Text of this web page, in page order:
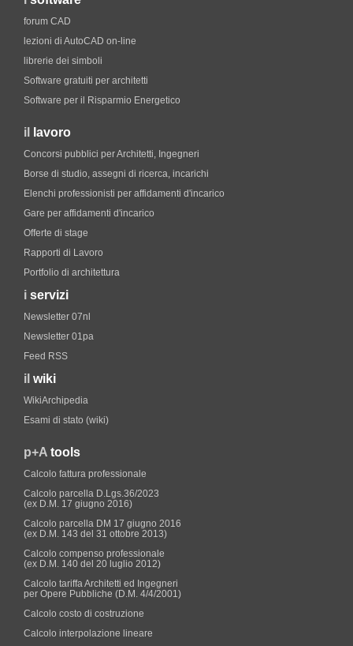
forum CAD
lezioni di AutoCAD on-line
librerie dei simboli
Software gratuiti per architetti
Software per il Risparmio Energetico
il lavoro
Concorsi pubblici per Architetti, Ingegneri
Borse di studio, assegni di ricerca, incarichi
Elenchi professionisti per affidamenti d'incarico
Gare per affidamenti d'incarico
Offerte di stage
Rapporti di Lavoro
Portfolio di architettura
i servizi
Newsletter 07nl
Newsletter 01pa
Feed RSS
il wiki
WikiArchipedia
Esami di stato (wiki)
p+A tools
Calcolo fattura professionale
Calcolo parcella D.Lgs.36/2023
(ex D.M. 17 giugno 2016)
Calcolo parcella DM 17 giugno 2016
(ex D.M. 143 del 31 ottobre 2013)
Calcolo compenso professionale
(ex D.M. 140 del 20 luglio 2012)
Calcolo tariffa Architetti ed Ingegneri
per Opere Pubbliche (D.M. 4/4/2001)
Calcolo costo di costruzione
Calcolo interpolazione lineare